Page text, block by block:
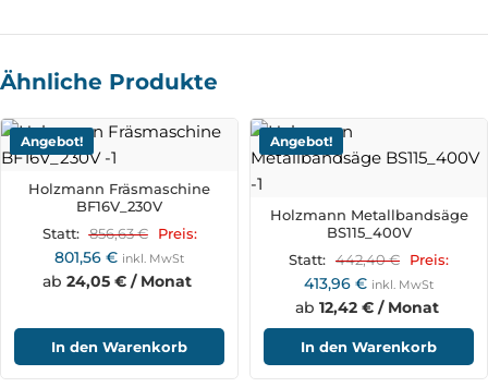
Ähnliche Produkte
Angebot!
Holzmann Fräsmaschine
BF16V_230V
Statt: 856,63€ Preis:
801,56 € inkl. MwSt
ab 24,05 € / Monat
In den Warenkorb
Angebot!
Holzmann Metallbandsäge
BS115_400V
Statt: 442,40€ Preis:
413,96 € inkl. MwSt
ab 12,42 € / Monat
In den Warenkorb